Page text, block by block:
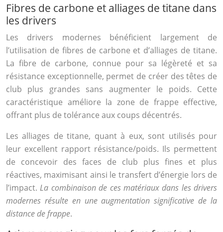
Fibres de carbone et alliages de titane dans
les drivers
Les drivers modernes bénéficient largement de
l’utilisation de fibres de carbone et d’alliages de titane.
La fibre de carbone, connue pour sa légèreté et sa
résistance exceptionnelle, permet de créer des têtes de
club plus grandes sans augmenter le poids. Cette
caractéristique améliore la zone de frappe effective,
offrant plus de tolérance aux coups décentrés.
Les alliages de titane, quant à eux, sont utilisés pour
leur excellent rapport résistance/poids. Ils permettent
de concevoir des faces de club plus fines et plus
réactives, maximisant ainsi le transfert d’énergie lors de
l’impact.La combinaison de ces matériaux dans les drivers
modernes résulte en une augmentation significative de la
distance de frappe.